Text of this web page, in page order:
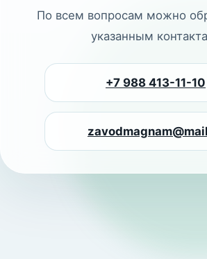
По всем вопросам можно
указанным
+7 988 413-11-10